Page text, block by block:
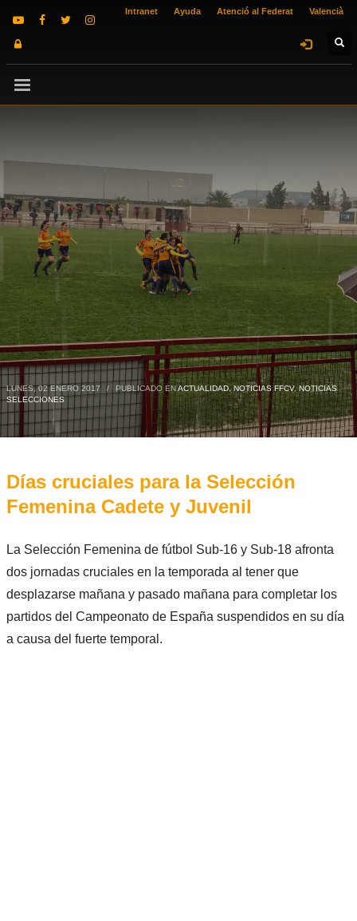
Intranet Ayuda Atenció al Federat Valencià
LUNES, 02 ENERO 2017 / PUBLICADO ENACTUALIDAD,NOTICIAS FFCV,NOTICIAS
SELECCIONES
Días cruciales para la Selección
Femenina Cadete y Juvenil
La Selección Femenina de fútbol Sub-16 y Sub-18 afronta
dos jornadas cruciales en la temporada al tener que
desplazarse mañana y pasado mañana para completar los
partidos del Campeonato de España suspendidos en su día
a causa del fuerte temporal.